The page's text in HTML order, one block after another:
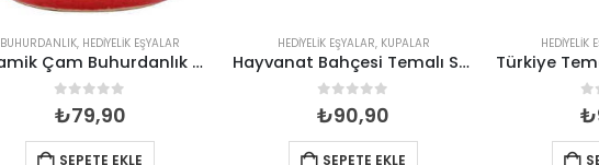
BUHURDANLIK, HEDIYELIK EŞYALAR
Seramik Çam Buhurdanlık Mumluk
0 out of 5
₺79,90
SEPETE EKLE
HEDIYELIK EŞYALAR, KUPALAR
Hayvanat Bahçesi Temalı Seramik Renkli Baskılı Kupa 82*90
0 out of 5
₺90,90
SEPETE EKLE
HEDIYELIK
0
₺